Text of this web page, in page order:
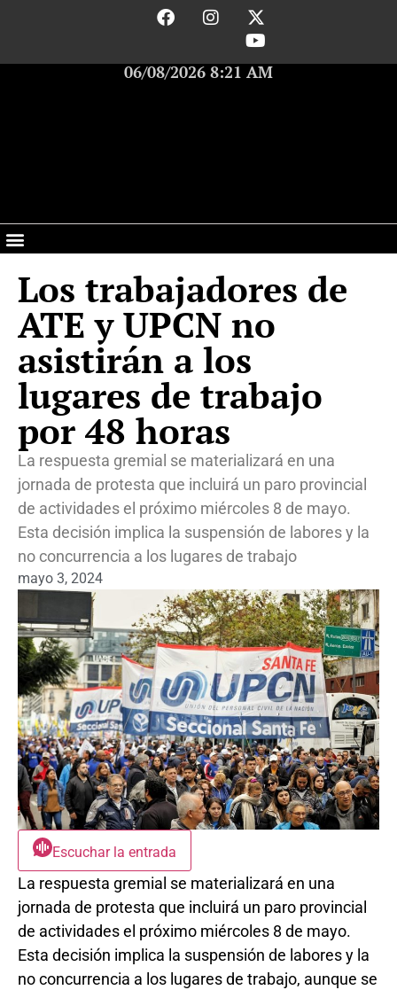
06/08/2026 8:21 AM
Los trabajadores de
ATE y UPCN no
asistirán a los
lugares de trabajo
por 48 horas
La respuesta gremial se materializará en una
jornada de protesta que incluirá un paro provincial
de actividades el próximo miércoles 8 de mayo.
Esta decisión implica la suspensión de labores y la
no concurrencia a los lugares de trabajo
mayo 3, 2024
Escuchar la entrada
La respuesta gremial se materializará en una
jornada de protesta que incluirá un paro provincial
de actividades el próximo miércoles 8 de mayo.
Esta decisión implica la suspensión de labores y la
no concurrencia a los lugares de trabajo, aunque se